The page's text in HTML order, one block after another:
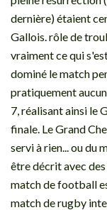
dernière) étaient
Gallois. rôle de
vraiment ce qui
dominé le match
pratiquement
7, réalisant ainsi le
finale. Le Grand
servi à rien... ou du
être décrit avec
match de football
match de rugby